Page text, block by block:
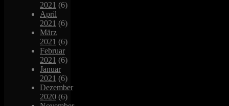
2021 (6)
April
2021 (6)
März
2021 (6)
Februar
2021 (6)
Januar
2021 (6)
Dezember
2020 (6)